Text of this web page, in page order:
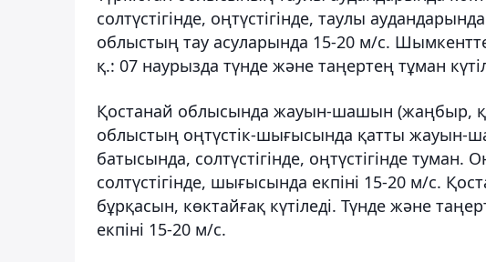
солтүстігінде, оңтүстігінде, таулы
облыстың тау асуларында 15-20 м/с. Шымкентте
қ.: 07 наурызда түнде және таңертең тұман
Қостанай облысында жауын-шашын (жаңбыр,
облыстың оңтүстік-шығысында қатты жауын-
батысында, солтүстігінде, оңтүстігінде
солтүстігінде, шығысында екпіні 15-20 м/с.
бұрқасын, көктайғақ күтіледі. Түнде және
екпіні 15-20 м/с.